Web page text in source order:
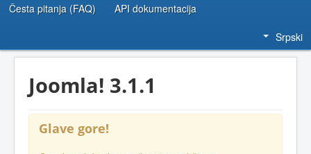
Česta pitanja (FAQ) API dokumentacija
Srpski
Joomla! 3.1.1
Glave gore!